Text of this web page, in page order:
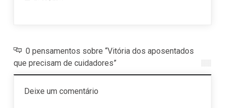
0 pensamentos sobre “Vitória dos aposentados
que precisam de cuidadores”
Deixe um comentário